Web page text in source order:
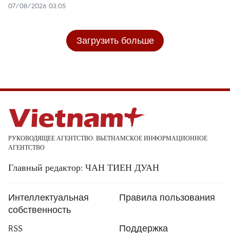
07/08/2026 03:05
Загрузить больше
РУКОВОДЯЩЕЕ АГЕНТСТВО: ВЬЕТНАМСКОЕ ИНФОРМАЦИОННОЕ
АГЕНТСТВО
Главный редактор: ЧАН ТИЕН ДУАН
Интеллектуальная
собственность
Правила пользования
RSS Поддержка